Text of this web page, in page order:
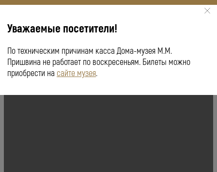
КУПИТЬ БИЛЕТ ПУШКИНСКАЯ КАРТА
Уважаемые посетители!
По техническим причинам касса Дома-музея М.М.
Пришвина не работает по воскресеньям. Билеты можно
приобрести на сайте музея.